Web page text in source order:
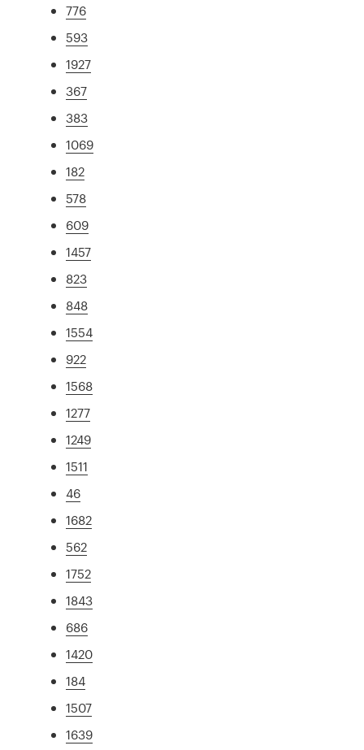
776
593
1927
367
383
1069
182
578
609
1457
823
848
1554
922
1568
1277
1249
1511
46
1682
562
1752
1843
686
1420
184
1507
1639